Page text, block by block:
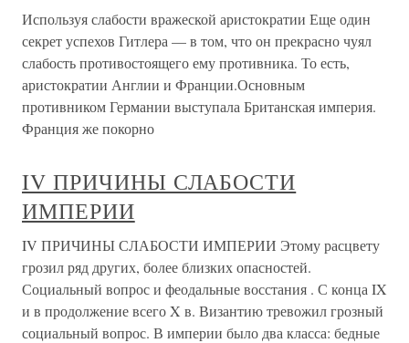
Используя слабости вражеской аристократии Еще один
секрет успехов Гитлера — в том, что он прекрасно чуял
слабость противостоящего ему противника. То есть,
аристократии Англии и Франции.Основным
противником Германии выступала Британская империя.
Франция же покорно
IV ПРИЧИНЫ СЛАБОСТИ
ИМПЕРИИ
IV ПРИЧИНЫ СЛАБОСТИ ИМПЕРИИ Этому расцвету
грозил ряд других, более близких опасностей.
Социальный вопрос и феодальные восстания . С конца IX
и в продолжение всего X в. Византию тревожил грозный
социальный вопрос. В империи было два класса: бедные